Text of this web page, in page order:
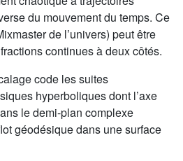
du mouvement du temps. Ce
de l’univers) peut être
continues à deux côtés.
code les suites
hyperboliques dont l’axe
le demi-plan complexe
géodésique dans une surface